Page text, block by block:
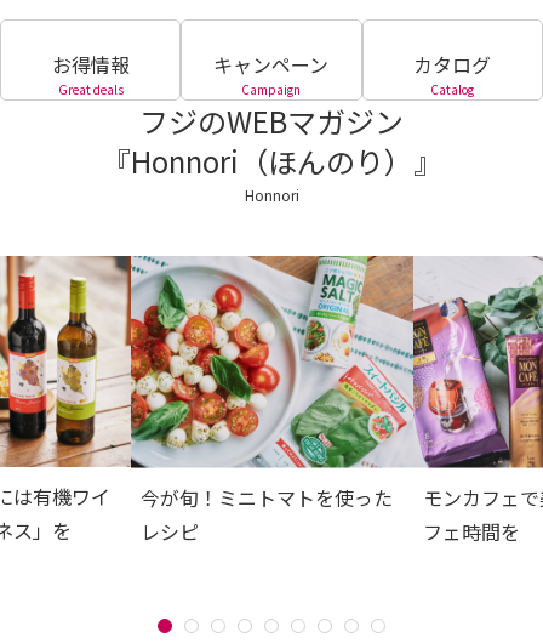
お得情報
Great deals
キャンペーン
Campaign
カタログ
Catalog
フジのWEBマガジン
『Honnori（ほんのり）』
Honnori
は有機ワイ
ス」を
今が旬！ミニトマトを使った
レシピ
モンカフェ
フェ時間を